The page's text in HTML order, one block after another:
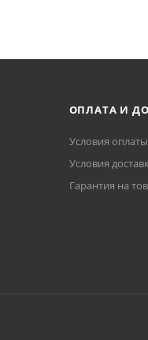
ОПЛАТА И
Условия оплаты
Условия
Гарантия на